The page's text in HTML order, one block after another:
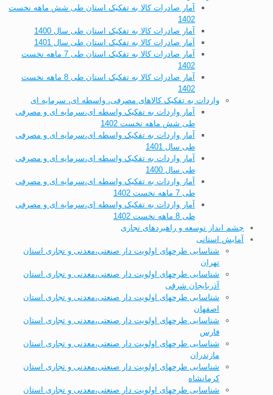
آمار صادرات کالا به تفکیک استان طی شش ماهه نخست
1402
آمار صادرات کالا به تفکیک استان طی سال 1400
آمار صادرات کالا به تفکیک استان طی سال 1401
آمار صادرات کالا به تفکیک استان طی 7 ماهه نخست
1402
آمار صادرات کالا به تفکیک استان طی 8 ماهه نخست
1402
واردات به تفکیک کالاهای مصرفی، واسطه ای، سرمایه ای
آمار واردات به تفکیک واسطه ای،سرمایه ای و مصرفی
طی شش ماهه نخست 1402
آمار واردات به تفکیک واسطه ای،سرمایه ای و مصرفی
طی سال 1401
آمار واردات به تفکیک واسطه ای،سرمایه ای و مصرفی
طی سال 1400
آمار واردات به تفکیک واسطه ای،سرمایه ای و مصرفی
طی 7 ماهه نخست 1402
آمار واردات به تفکیک واسطه ای،سرمایه ای و مصرفی
طی 8 ماهه نخست 1402
چشم انداز توسعه و راهبردهای تجاری
آمایش استانی
شناسایی طرحهای اولویت دار صنعتی،معدنی و تجاری استان
تهران
شناسایی طرحهای اولویت دار صنعتی،معدنی و تجاری استان
آذربایجان شرقی
شناسایی طرحهای اولویت دار صنعتی،معدنی و تجاری استان
اصفهان
شناسایی طرحهای اولویت دار صنعتی،معدنی و تجاری استان
فارس
شناسایی طرحهای اولویت دار صنعتی،معدنی و تجاری استان
مازندران
شناسایی طرحهای اولویت دار صنعتی،معدنی و تجاری استان
کرمانشاه
شناسایی طرحهای اولویت دار صنعتی،معدنی و تجاری استان